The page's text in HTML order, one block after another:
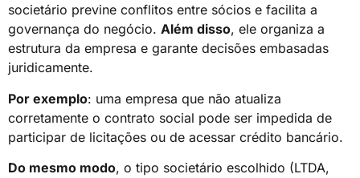
societário previne conflitos entre sócios e facilita a
governança do negócio. Além disso, ele organiza a
estrutura da empresa e garante decisões embasadas
juridicamente.
Por exemplo: uma empresa que não atualiza
corretamente o contrato social pode ser impedida de
participar de licitações ou de acessar crédito bancário.
Do mesmo modo, o tipo societário escolhido (LTDA,